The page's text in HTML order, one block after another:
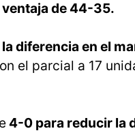
ventaja de 44-35.
diferencia en el
el parcial a 17
4-0 para reducir la